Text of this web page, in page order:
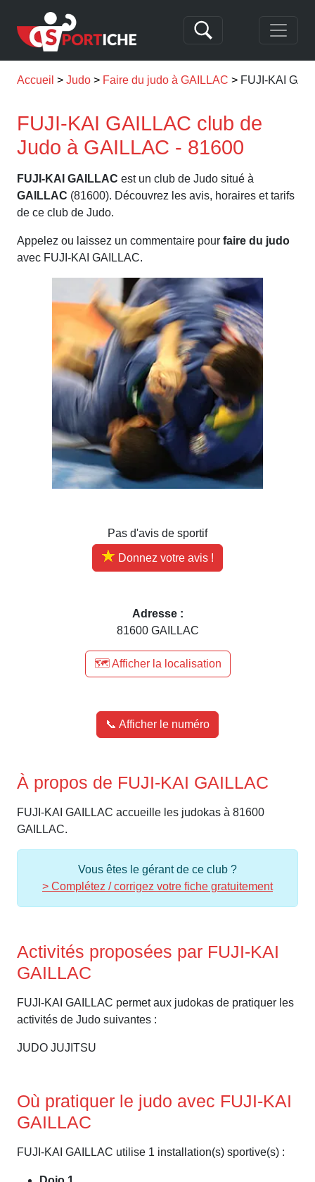
Accueil Judo Faire du judo à GAILLAC FUJI-KAI
FUJI-KAI GAILLAC club de
Judo à GAILLAC - 81600
FUJI-KAI GAILLAC est un club de Judo situé à
GAILLAC (81600). Découvrez les avis, horaires et tarifs
de ce club de Judo.
Appelez ou laissez un commentaire pour faire du judo
avec FUJI-KAI GAILLAC.
Pas d'avis de sportif
Donnez votre avis !
Adresse :
81600 GAILLAC
🗺️ Afficher la localisation
📞 Afficher le numéro
À propos de FUJI-KAI GAILLAC
FUJI-KAI GAILLAC accueille les judokas à 81600
GAILLAC.
Vous êtes le gérant de ce club ?
> Complétez / corrigez votre fiche gratuitement
Activités proposées par FUJI-KAI
GAILLAC
FUJI-KAI GAILLAC permet aux judokas de pratiquer les
activités de Judo suivantes :
JUDO JUJITSU
Où pratiquer le judo avec FUJI-KAI
GAILLAC
FUJI-KAI GAILLAC utilise 1 installation(s) sportive(s) :